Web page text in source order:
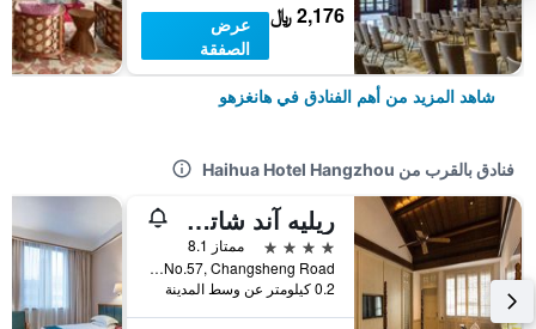
2,176 ﷼
عرض
الصفقة
شاهد المزيد من أهم الفنادق في هانغزهو
فنادق بالقرب من Haihua Hotel Hangzhou
ريليه آند شاتو شابتل هانغتشو
4 نجوم
ممتاز 8.1
No.57, Changsheng Road, هانغزهو, الصين
0.2 كيلومتر عن وسط المدينة